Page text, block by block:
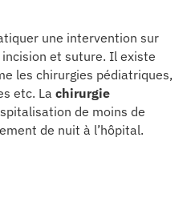
une intervention sur
et suture. Il existe
les chirurgies pédiatriques,
etc. La chirurgie
de moins de
de nuit à l’hôpital.